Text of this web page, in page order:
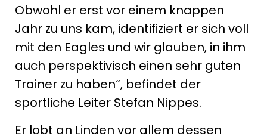
Obwohl er erst vor einem knappen
Jahr zu uns kam, identifiziert er sich voll
mit den Eagles und wir glauben, in ihm
auch perspektivisch einen sehr guten
Trainer zu haben“, befindet der
sportliche Leiter Stefan Nippes.
Er lobt an Linden vor allem dessen